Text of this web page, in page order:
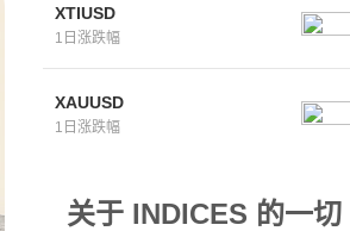
XTIUSD
1日涨跌幅
XAUUSD
1日涨跌幅
关于 INDICES 的一切